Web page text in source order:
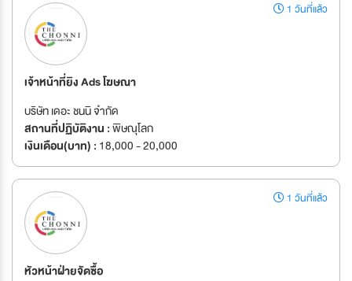
1 วันที่แล้ว
เจ้าหน้าที่ยิง Ads โฆษณา
บริษัท เดอะ ชนนิ จำกัด
สถานที่ปฏิบัติงาน :พิษณุโลก
เงินเดือน(บาท) : 18,000 - 20,000
1 วันที่แล้ว
หัวหน้าฝ่ายจัดซื้อ